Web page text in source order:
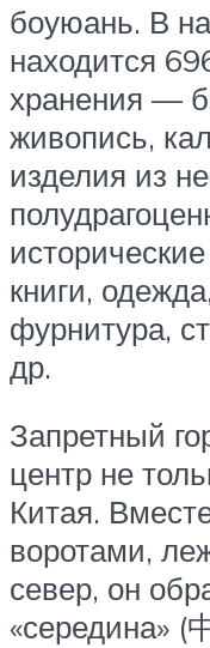
боуюань. В
находится
хранения —
живопись,
изделия из
книги,
фурнитура,
др.
Запретный
центр не
Китая.
воротами,
север, он
«середина» (